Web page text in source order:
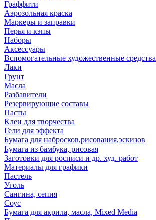
Граффити
Аэрозольная краска
Маркеры и заправки
Перья и кэпы
Наборы
Аксессуары
Вспомогательные художественные средства
Лаки
Грунт
Масла
Разбавители
Резервирующие составы
Пасты
Клеи для творчества
Гели для эффекта
Бумага для набросков,рисования,эскизов
Бумага из бамбука, рисовая
Заготовки для росписи и др. худ. работ
Материалы для графики
Пастель
Уголь
Сангина, сепия
Соус
Бумага для акрила, масла, Mixed Media